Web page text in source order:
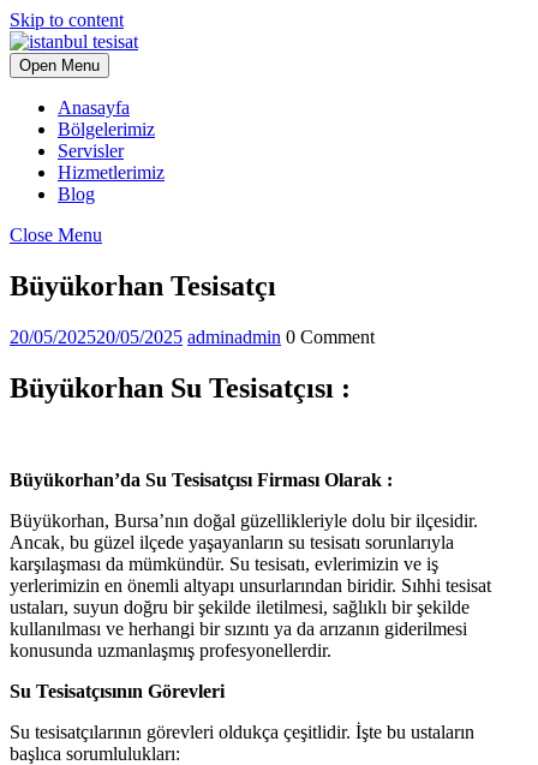
Skip to content
Open Menu
Anasayfa
Bölgelerimiz
Servisler
Hizmetlerimiz
Blog
Close Menu
Büyükorhan Tesisatçı
20/05/202520/05/2025 adminadmin 0 Comment
Büyükorhan Su Tesisatçısı :
Büyükorhan’da Su Tesisatçısı Firması Olarak :
Büyükorhan, Bursa’nın doğal güzellikleriyle dolu bir ilçesidir.
Ancak, bu güzel ilçede yaşayanların su tesisatı sorunlarıyla
karşılaşması da mümkündür. Su tesisatı, evlerimizin ve iş
yerlerimizin en önemli altyapı unsurlarından biridir. Sıhhi tesisat
ustaları, suyun doğru bir şekilde iletilmesi, sağlıklı bir şekilde
kullanılması ve herhangi bir sızıntı ya da arızanın giderilmesi
konusunda uzmanlaşmış profesyonellerdir.
Su Tesisatçısının Görevleri
Su tesisatçılarının görevleri oldukça çeşitlidir. İşte bu ustaların
başlıca sorumlulukları: